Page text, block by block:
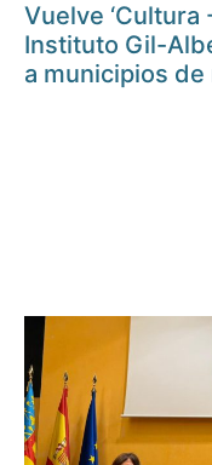
Vuelve ‘Cultura
Instituto Gil-
a municipios